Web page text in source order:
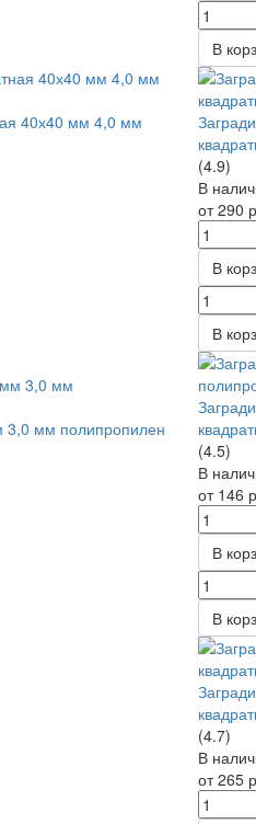
В
40х40 мм 4,0 мм
(4.9)
В
от 290
В
В
3,0 мм полипропилен
(4.5)
В
от 146
В
В
(4.7)
В
от 265